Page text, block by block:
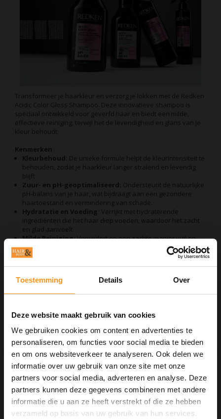
Toestemming Details Over
Deze website maakt gebruik van cookies
We gebruiken cookies om content en advertenties te
personaliseren, om functies voor social media te bieden
en om ons websiteverkeer te analyseren. Ook delen we
informatie over uw gebruik van onze site met onze
partners voor social media, adverteren en analyse. Deze
partners kunnen deze gegevens combineren met andere
informatie die u aan ze heeft verstrekt of die ze hebben
verzameld op basis van uw gebruik van hun services.
Transformeer je haarkleur en verzorg je lokken met de Redken
Acidic Color Gloss Shampoo. Deze innovatieve shampoo is
speciaal ontwikkeld voor geverfd haar en biedt een milde,
effectieve reiniging, terwijl het de levendigheid en glans van je
kleur behoudt.
Kenmerken
Kleurbehoud: De unieke formule helpt de kleurintensiteit te
behouden, zodat je haarkleur langer stralend en levendig
blijft.
Zuur- en pH-geoptimaliseerd: Ondersteunt de natuurlijke
pH-balans van je haar, wat bijdraagt aan een gezondere
haartoestand en vermindering van schade.
Hydratatie en Voeding:
Verrijkt met hydraterende
ingrediënten die het haar diep voeden, waardoor het zacht
en glad aanvoelt.
Milde Reiniging:Verwijdert op een zachte manier vuil en
productresten, zonder de kleur of de natuurlijke oliën van je
haar aan te tasten.
Gebruik de Redken Acidic Color Gloss Shampoo regelmatig om
je geverfde haar te wassen en geniet van een stralende kleur
aanvulling op je haarroutine, ideaal voor iedereen die haar
verzorging die het verdient en laat je kleur schitteren!
Aan verlanglijst toevoegen
Neem contact op over dit product
Toevoegen aan vergelijking
Afdrukken
GERELATEERDE PRODUCTEN
10% Summer Time Korting